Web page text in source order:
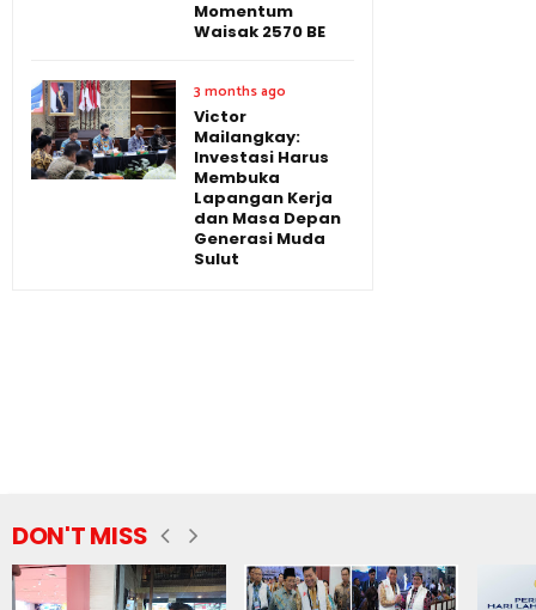
Momentum
Waisak 2570 BE
3 months ago
Victor
Mailangkay:
Investasi Harus
Membuka
Lapangan Kerja
dan Masa Depan
Generasi Muda
Sulut
DON'T MISS